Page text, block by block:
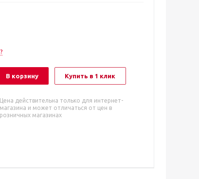
В корзину Купить в 1 клик
Цена действительна только для интернет-
магазина и может отличаться от цен в
розничных магазинах